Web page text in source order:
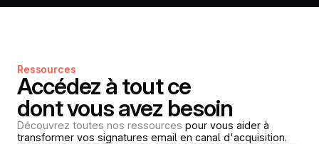
Ressources
Accédez à tout ce
dont vous avez besoin
Découvrez toutes nos ressources pour vous aider à
transformer vos signatures email en canal d'acquisition.